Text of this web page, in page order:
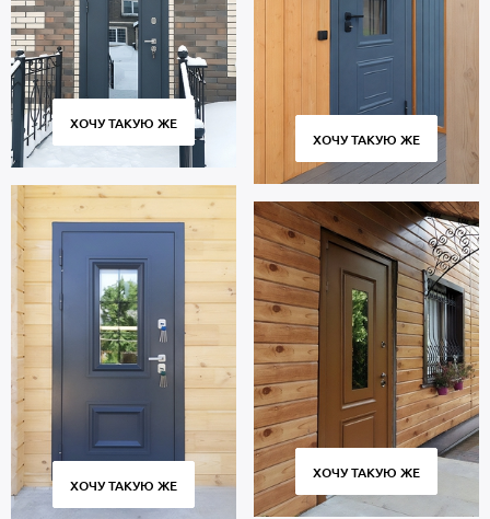
ХОЧУ ТАКУЮ ЖЕ
ХОЧУ ТАКУЮ ЖЕ
ХОЧУ ТАКУЮ ЖЕ
ХОЧУ ТАКУЮ ЖЕ